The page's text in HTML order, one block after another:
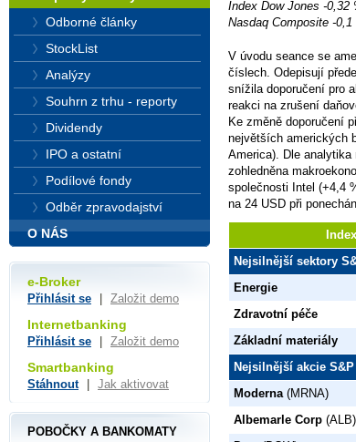
Index Dow Jones -0,32
Nasdaq Composite -0,1
V úvodu seance se
číslech. Odepisují
snížila doporučení pro
reakci na zrušení
Ke změně doporučení
největších amerických
America). Dle
zohledněna
společnosti Intel (+4,4
na 24 USD při
Nejsilnější sektory
Energie
Zdravotní péče
Základní materiály
Nejsilnější akcie S&P
Moderna (MRNA)
Albemarle Corp (ALB)
Odborné články
StockList
Analýzy
Souhrn z trhu - reporty
Dividendy
IPO a ostatní
Podílové fondy
Odběr zpravodajství
O NÁS
e-Broker
Přihlásit se Založit demo
Internetbanking
Přihlásit se Založit demo
Smartbanking
Stáhnout Jak aktivovat
POBOČKY A BANKOMATY